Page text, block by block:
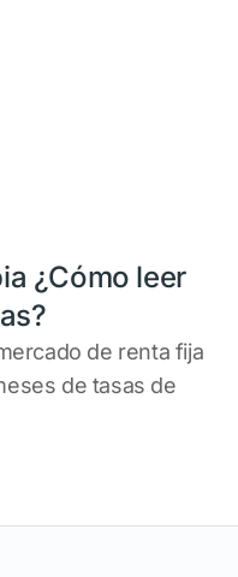
¿Cómo leer
de renta fija
de tasas de